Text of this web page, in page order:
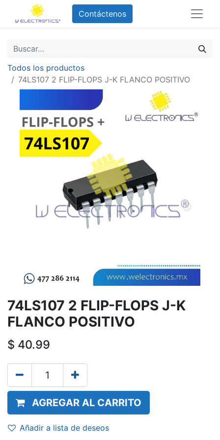
Contáctenos
Todos los productos
74LS107 2 FLIP-FLOPS J-K FLANCO POSITIVO
74LS107 2 FLIP-FLOPS J-K
FLANCO POSITIVO
$ 40.99
AGREGAR AL CARRITO
Añadir a lista de deseos